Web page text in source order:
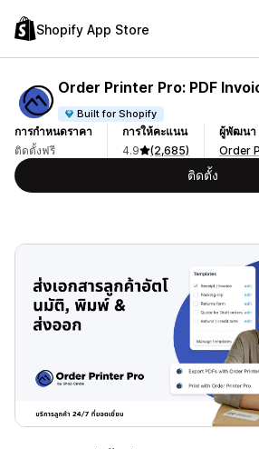
Shopify App Store
Order Printer Pro: PDF
Built for Shopify
การกำหนดราคา
ติดตั้งฟรี
การให้คะแนน
4.9
(2,685)
ผู้พัฒนา
Order
ติดตั้ง